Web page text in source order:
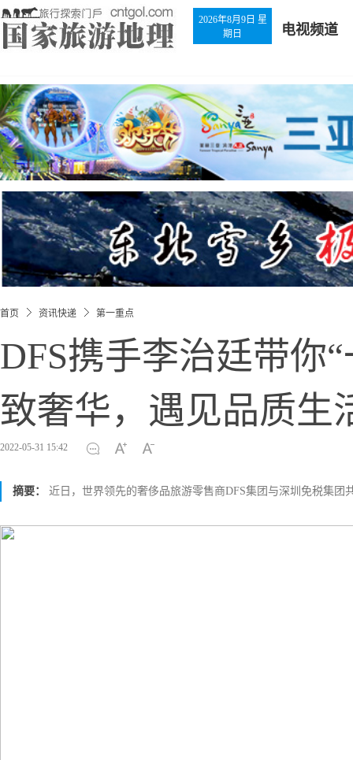
2026年8月9日 星
期日
电视频道
首页 资讯快递 第一重点
DFS携手李治廷带你
致奢华，遇见品质生
2022-05-31 15:42
摘要： 近日，世界领先的奢侈品旅游零售商DFS集团与深圳免税集